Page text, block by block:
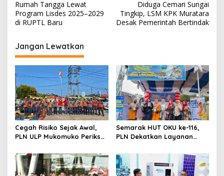
v
i
g
a
s
i
p
o
s
Rumah Tangga Lewat
Program Lisdes 2025–2029
di RUPTL Baru
Diduga Cemari Sungai
Tingkip, LSM KPK Muratara
Desak Pemerintah Bertindak
Jangan Lewatkan
Cegah Risiko Sejak Awal,
PLN ULP Mukomuko Periksa
secara Rutin
Semarak HUT OKU ke-116,
PLN Dekatkan Layanan
Mobile 2026